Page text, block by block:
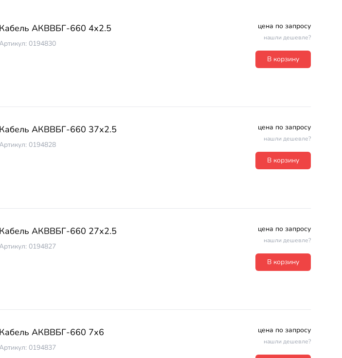
Кабель АКВВБГ-660 4х2.5
0194830
цена по запросу
нашли дешевле?
В корзину
Кабель АКВВБГ-660 37х2.5
0194828
цена по запросу
нашли дешевле?
В корзину
Кабель АКВВБГ-660 27х2.5
0194827
цена по запросу
нашли дешевле?
В корзину
Кабель АКВВБГ-660 7х6
0194837
цена по запросу
нашли дешевле?